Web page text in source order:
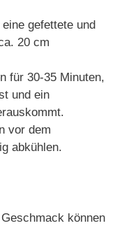
gefettete und
20 cm
für 30-35 Minuten,
und ein
vor dem
abkühlen.
können